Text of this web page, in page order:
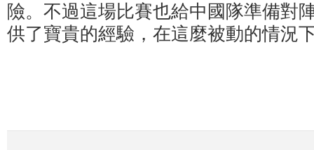
險。不過這場比賽也給中國隊準備對
供了寶貴的經驗，在這麼被動的情況